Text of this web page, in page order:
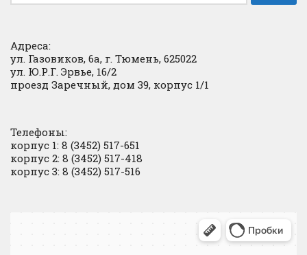
Адреса:
ул. Газовиков, 6а, г. Тюмень, 625022
ул. Ю.Р.Г. Эрвье, 16/2
проезд Заречный, дом 39, корпус 1/1
Телефоны:
корпус 1: 8 (3452) 517-651
корпус 2: 8 (3452) 517-418
корпус 3: 8 (3452) 517-516